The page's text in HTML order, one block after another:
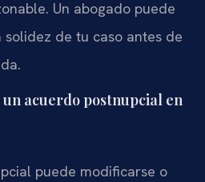
Un abogado puede
de tu caso antes de
acuerdo postnupcial en
puede modificarse o